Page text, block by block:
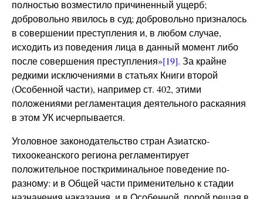
полностью возместило причиненный ущерб;
добровольно явилось в суд; добровольно призналось
в совершении преступления и, в любом случае,
исходить из поведения лица в данный момент либо
после совершения преступления»[19]. За крайне
редкими исключениями в статьях Книги второй
(Особенной части), например ст. 402, этими
положениями регламентация деятельного раскаяния
в этом УК исчерпывается.
Уголовное законодательство стран Азиатско-
тихоокеанского региона регламентирует
положительное посткриминальное поведение по-
разному: и в Общей части применительно к стадии